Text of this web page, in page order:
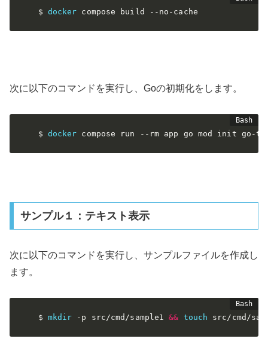
$ docker compose build --no-cache
次に以下のコマンドを実行し、Goの初期化をします。
$ docker compose run --rm app go mod init go-
サンプル１：テキスト表示
次に以下のコマンドを実行し、サンプルファイルを作成し
ます。
$ mkdir -p src/cmd/sample1 && touch src/cmd/